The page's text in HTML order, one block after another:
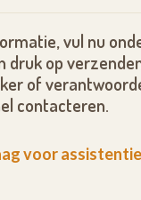
vul nu
druk op
of
contacteren.
voor